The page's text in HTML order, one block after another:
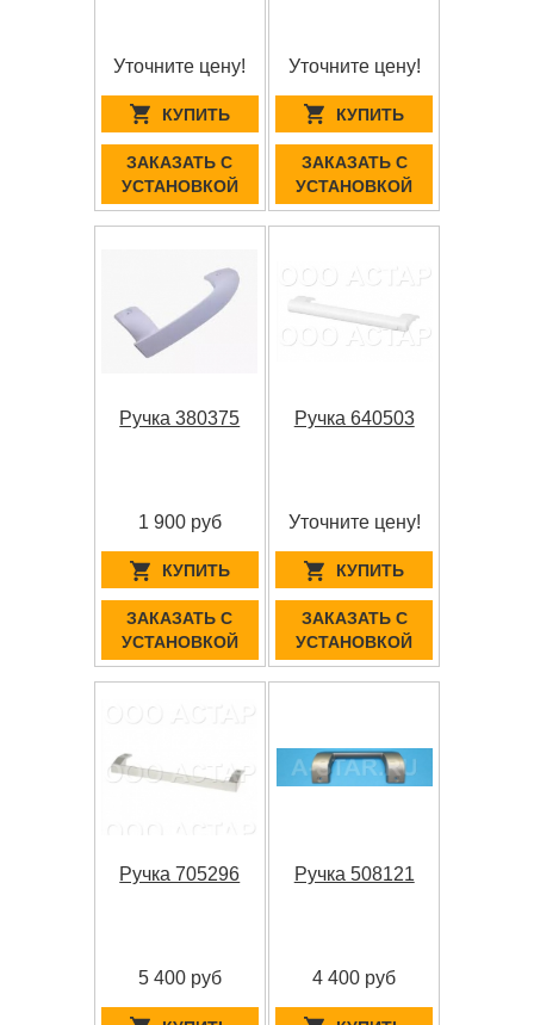
Уточните цену!
КУПИТЬ
ЗАКАЗАТЬ С
УСТАНОВКОЙ
Уточните цену!
КУПИТЬ
ЗАКАЗАТЬ С
УСТАНОВКОЙ
Ручка 380375
1 900 руб
КУПИТЬ
ЗАКАЗАТЬ С
УСТАНОВКОЙ
Ручка 640503
Уточните цену!
КУПИТЬ
ЗАКАЗАТЬ С
УСТАНОВКОЙ
Ручка 705296
5 400 руб
Ручка 508121
4 400 руб